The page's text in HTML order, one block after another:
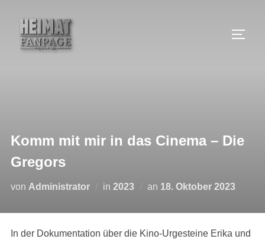
springen
Komm mit mir in das Cinema – Die
Gregors
von Administrator in 2023 an Veröffentlicht
18. Oktober 2023
In der Dokumentation über die Kino-Urgesteine Erika und